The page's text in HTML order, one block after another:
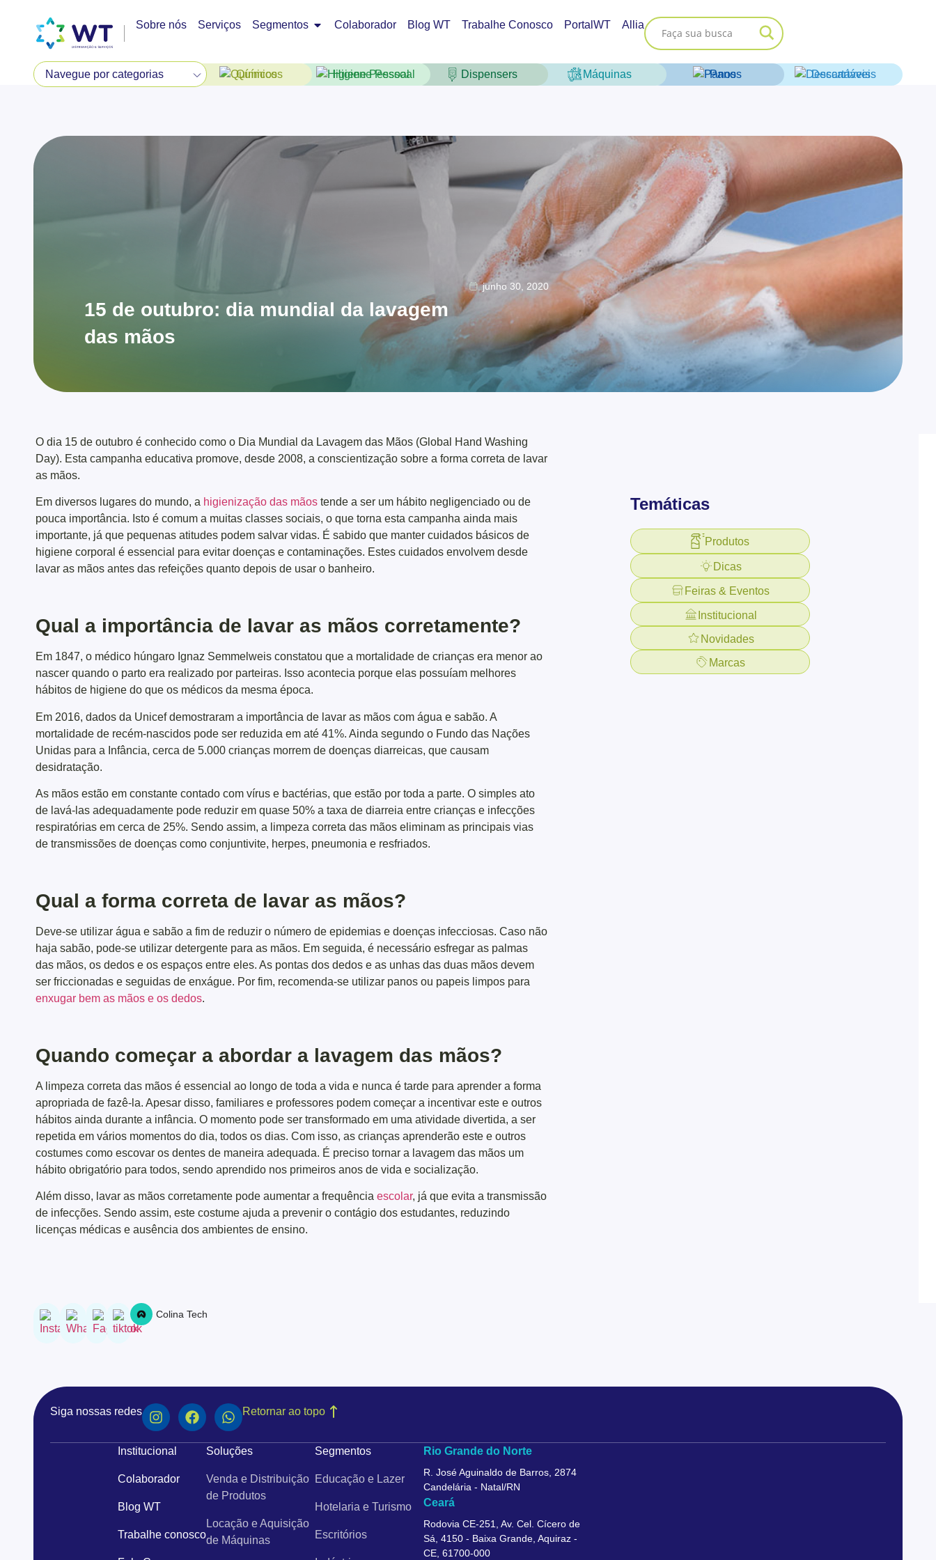
Sobre nós Serviços Segmentos Colaborador Blog WT Trabalhe Conosco PortalWT Allia
Químicos Higiene Pessoal Dispensers Máquinas Panos Descartáveis
15 de outubro: dia mundial da lavagem
das mãos
junho 30, 2020
O dia 15 de outubro é conhecido como o Dia Mundial da Lavagem das Mãos (Global Hand Washing
Day). Esta campanha educativa promove, desde 2008, a conscientização sobre a forma correta de lavar
as mãos.
Em diversos lugares do mundo, a higienização das mãos tende a ser um hábito negligenciado ou de
pouca importância. Isto é comum a muitas classes sociais, o que torna esta campanha ainda mais
importante, já que pequenas atitudes podem salvar vidas. É sabido que manter cuidados básicos de
higiene corporal é essencial para evitar doenças e contaminações. Estes cuidados envolvem desde
lavar as mãos antes das refeições quanto depois de usar o banheiro.
Qual a importância de lavar as mãos corretamente?
Em 1847, o médico húngaro Ignaz Semmelweis constatou que a mortalidade de crianças era menor ao
nascer quando o parto era realizado por parteiras. Isso acontecia porque elas possuíam melhores
hábitos de higiene do que os médicos da mesma época.
Em 2016, dados da Unicef demostraram a importância de lavar as mãos com água e sabão. A
mortalidade de recém-nascidos pode ser reduzida em até 41%. Ainda segundo o Fundo das Nações
Unidas para a Infância, cerca de 5.000 crianças morrem de doenças diarreicas, que causam
desidratação.
As mãos estão em constante contado com vírus e bactérias, que estão por toda a parte. O simples ato
de lavá-las adequadamente pode reduzir em quase 50% a taxa de diarreia entre crianças e infecções
respiratórias em cerca de 25%. Sendo assim, a limpeza correta das mãos eliminam as principais vias
de transmissões de doenças como conjuntivite, herpes, pneumonia e resfriados.
Qual a forma correta de lavar as mãos?
Deve-se utilizar água e sabão a fim de reduzir o número de epidemias e doenças infecciosas. Caso não
haja sabão, pode-se utilizar detergente para as mãos. Em seguida, é necessário esfregar as palmas
das mãos, os dedos e os espaços entre eles. As pontas dos dedos e as unhas das duas mãos devem
ser friccionadas e seguidas de enxágue. Por fim, recomenda-se utilizar panos ou papeis limpos para
enxugar bem as mãos e os dedos.
Quando começar a abordar a lavagem das mãos?
A limpeza correta das mãos é essencial ao longo de toda a vida e nunca é tarde para aprender a forma
apropriada de fazê-la. Apesar disso, familiares e professores podem começar a incentivar este e outros
hábitos ainda durante a infância. O momento pode ser transformado em uma atividade divertida, a ser
repetida em vários momentos do dia, todos os dias. Com isso, as crianças aprenderão este e outros
costumes como escovar os dentes de maneira adequada. É preciso tornar a lavagem das mãos um
hábito obrigatório para todos, sendo aprendido nos primeiros anos de vida e socialização.
Além disso, lavar as mãos corretamente pode aumentar a frequênciaescolar, já que evita a transmissão
de infecções. Sendo assim, este costume ajuda a prevenir o contágio dos estudantes, reduzindo
licenças médicas e ausência dos ambientes de ensino.
Temáticas
Produtos
Dicas
Feiras & Eventos
Institucional
Novidades
Marcas
Colina Tech
Siga nossas redes Retornar ao topo
Institucional
Colaborador
Blog WT
Trabalhe conosco
Soluções
Venda e Distribuição
de Produtos
Locação e Aquisição
de Máquinas
Segmentos
Educação e Lazer
Hotelaria e Turismo
Escritórios
Rio Grande do Norte
R. José Aguinaldo de Barros, 2874
Candelária - Natal/RN
Ceará
Rodovia CE-251, Av. Cel. Cícero de
Sá, 4150 - Baixa Grande, Aquiraz -
CE, 61700-000